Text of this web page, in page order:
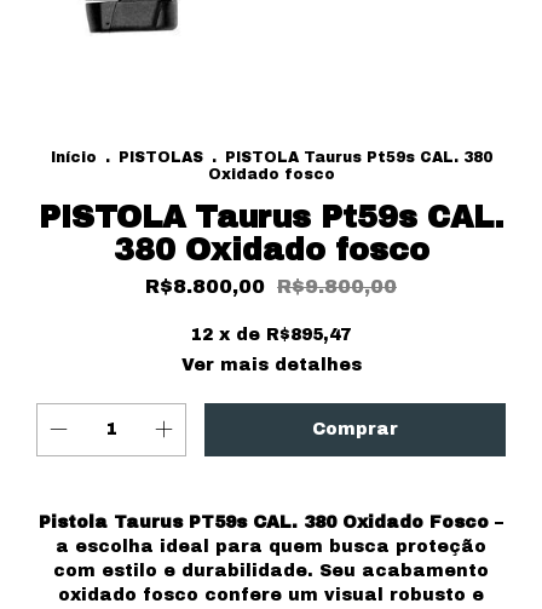
Início . PISTOLAS .
PISTOLA Taurus Pt59s CAL. 380
Oxidado fosco
PISTOLA Taurus Pt59s CAL.
380 Oxidado fosco
R$8.800,00 R$9.800,00
12 x de R$895,47
Ver mais detalhes
Pistola Taurus PT59s CAL. 380 Oxidado Fosco –
a escolha ideal para quem busca proteção
com estilo e durabilidade. Seu acabamento
oxidado fosco confere um visual robusto e